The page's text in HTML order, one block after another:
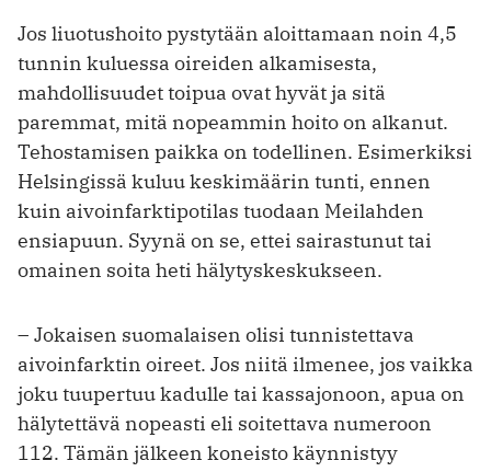
Jos liuotushoito pystytään aloittamaan noin 4,5
tunnin kuluessa oireiden alkamisesta,
mahdollisuudet toipua ovat hyvät ja sitä
paremmat, mitä nopeammin hoito on alkanut.
Tehostamisen paikka on todellinen. Esimerkiksi
Helsingissä kuluu keskimäärin tunti, ennen
kuin aivoinfarktipotilas tuodaan Meilahden
ensiapuun. Syynä on se, ettei sairastunut tai
omainen soita heti hälytyskeskukseen.
– Jokaisen suomalaisen olisi tunnistettava
aivoinfarktin oireet. Jos niitä ilmenee, jos vaikka
joku tuupertuu kadulle tai kassajonoon, apua on
hälytettävä nopeasti eli soitettava numeroon
112. Tämän jälkeen koneisto käynnistyy